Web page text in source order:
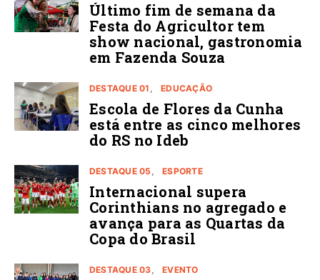
Último fim de semana da
Festa do Agricultor tem
show nacional, gastronomia
em Fazenda Souza
DESTAQUE 01 EDUCAÇÃO
Escola de Flores da Cunha
está entre as cinco melhores
do RS no Ideb
DESTAQUE 05 ESPORTE
Internacional supera
Corinthians no agregado e
avança para as Quartas da
Copa do Brasil
DESTAQUE 03 EVENTO